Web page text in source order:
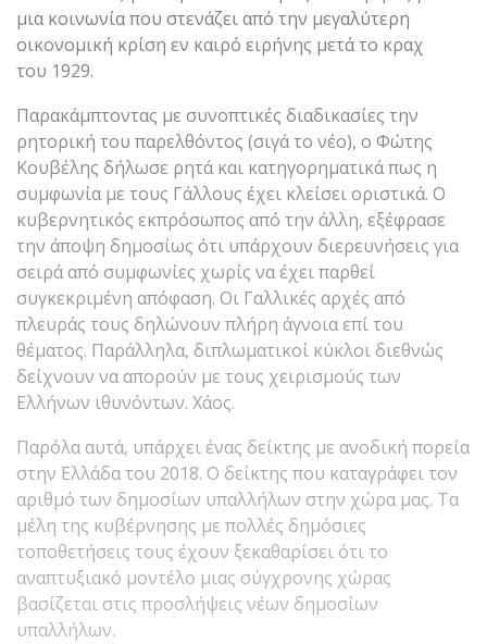
μια κοινωνία που στενάζει από την μεγαλύτερη
οικονομική κρίση εν καιρό ειρήνης μετά το κραχ
του 1929.
Παρακάμπτοντας με συνοπτικές διαδικασίες την
ρητορική του παρελθόντος (σιγά το νέο), ο Φώτης
Κουβέλης δήλωσε ρητά και κατηγορηματικά πως η
συμφωνία με τους Γάλλους έχει κλείσει οριστικά. Ο
κυβερνητικός εκπρόσωπος από την άλλη, εξέφρασε
την άποψη δημοσίως ότι υπάρχουν διερευνήσεις για
σειρά από συμφωνίες χωρίς να έχει παρθεί
συγκεκριμένη απόφαση. Οι Γαλλικές αρχές από
πλευράς τους δηλώνουν πλήρη άγνοια επί του
θέματος. Παράλληλα, διπλωματικοί κύκλοι διεθνώς
δείχνουν να απορούν με τους χειρισμούς των
Ελλήνων ιθυνόντων. Χάος.
Παρόλα αυτά, υπάρχει ένας δείκτης με ανοδική πορεία
στην Ελλάδα του 2018. Ο δείκτης που καταγράφει τον
αριθμό των δημοσίων υπαλλήλων στην χώρα μας. Τα
μέλη της κυβέρνησης με πολλές δημόσιες
τοποθετήσεις τους έχουν ξεκαθαρίσει ότι το
αναπτυξιακό μοντέλο μιας σύγχρονης χώρας
βασίζεται στις προσλήψεις νέων δημοσίων
υπαλλήλων.